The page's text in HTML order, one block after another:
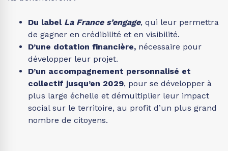
Du label La France s’engage, qui leur permettra
de gagner en crédibilité et en visibilité.
D’une dotation financière, nécessaire pour
développer leur projet.
D’un accompagnement personnalisé et
collectif jusqu’en 2029, pour se développer à
plus large échelle et démultiplier leur impact
social sur le territoire, au profit d’un plus grand
nombre de citoyens.